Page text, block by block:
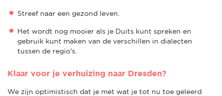
Streef naar een gezond leven.
Het wordt nog mooier als je Duits kunt spreken en
gebruik kunt maken van de verschillen in dialecten
tussen de regio's.
Klaar voor je verhuizing naar Dresden?
We zijn optimistisch dat je met wat je tot nu toe geleerd